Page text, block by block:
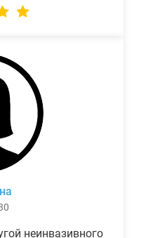
неинвазивного